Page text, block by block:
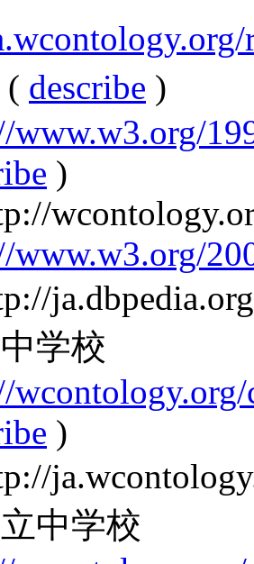
( describe )
www.w3.org/
)
www.w3.org/
学校
)
中学校